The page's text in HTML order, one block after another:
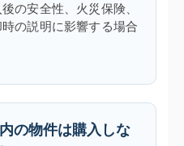
の安全性、火災保険、
の説明に影響する場合
の物件は購入しな